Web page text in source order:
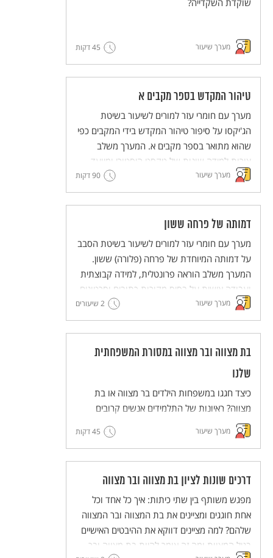
שוקדת השקדייה?
מערך שיעור 45 דקות
טיהור המקדש בספר מקבים א
מערך עם חומרי עזר למורים לשיעור בשיטת
הג'יקסו על סיפור טיהור המקדש בידי המקבים כפי
שהוא מתואר בספר מקבים א. המערך משלב
צורות למידה שונות של טקסט היסטורי ומיועד
לעבודה קבוצתית שבה לכל תלמיד ותלמידה יש
חלק פעיל.
מסדרת מערכי השיעור המדגימים שיטות הוראה
חדשניות והמלוות יחידות ללימוד עצמי של
השיטות הללו (פלפ"ל - פעילות פדגוגית לימודית
למורים)
מערך שיעור 90 דקות
דמותה של פרחה ששון
מערך עם חומרי עזר למורים לשיעור בשיטת הסבב
על דמותה המיוחדת של פרחה (פלורה) ששון.
המערך משלב הוראה פרונטלית, למידה קבוצתית
ועבודה אישית על בסיס מקורות כתובים וסרטונים.
מסדרת מערכי השיעור המדגימים שיטות הוראה
חדשניות והמלוות יחידות ללימוד עצמי של
השיטות הללו (פלפ"ל - פעילות פדגוגית לימודית
למורים).
מערך שיעור 2 שיעורים
בת מצווה ובר מצווה במסורת המשפחתית
שלנו
כיצד חגגו במשפחות הילדים בר מצווה או בת
מצווה? ראיונות של התלמידים אנשים קרובים
אליהם יסייעו לנו להרחיב ולהכיר את הדרכים
השונות לציון החגיגה ואת הדמיון וההבדל בינם
מערך שיעור 45 דקות
דרכים שונות לציון בת מצווה ובר מצווה
מפגש משותף בין שתי כיתות: איך כל אחד וכל
אחת חוגגים ומציינים את בת המצווה ובר המצווה
שלהם? למה מציינים דווקא את ההיבטים האישיים
בגיל המצוות ומה זה אומר להיות בת מצווה ובר